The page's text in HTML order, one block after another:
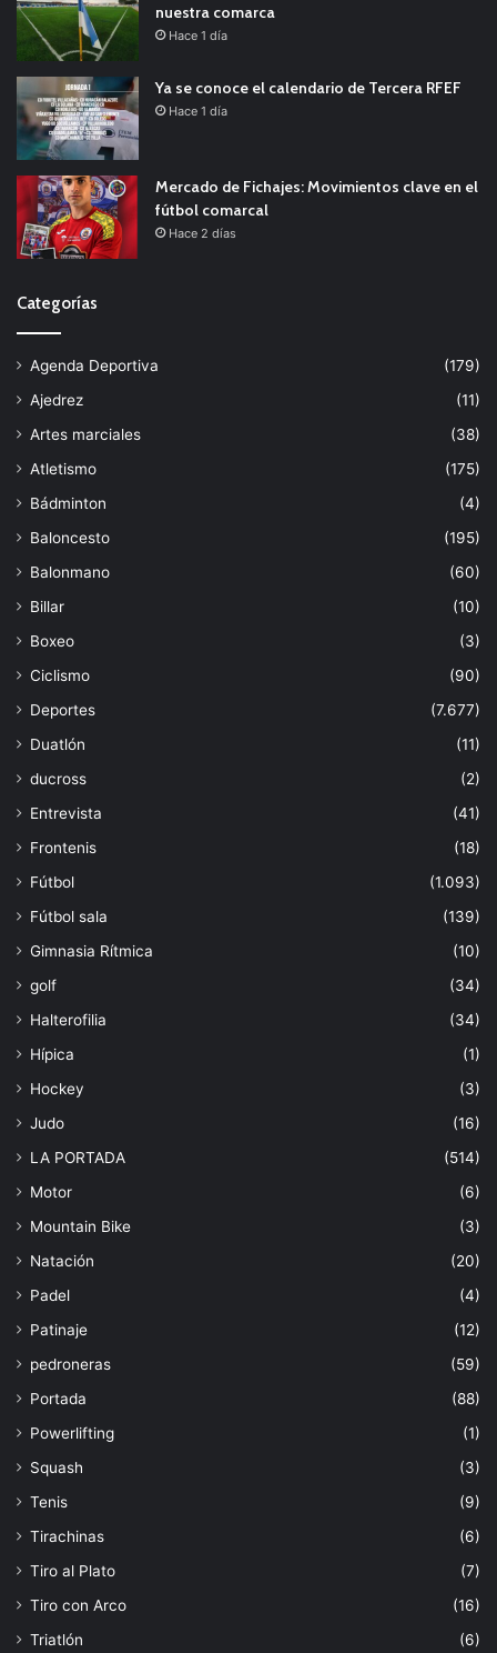
nuestra comarca
Hace 1 día
Ya se conoce el calendario de Tercera RFEF
Hace 1 día
Mercado de Fichajes: Movimientos clave en el
fútbol comarcal
Hace 2 días
Categorías
Agenda Deportiva
(179)
Ajedrez
(11)
Artes marciales
(38)
Atletismo
(175)
Bádminton
(4)
Baloncesto
(195)
Balonmano
(60)
Billar
(10)
Boxeo
(3)
Ciclismo
(90)
Deportes
(7.677)
Duatlón
(11)
ducross
(2)
Entrevista
(41)
Frontenis
(18)
Fútbol
(1.093)
Fútbol sala
(139)
Gimnasia Rítmica
(10)
golf
(34)
Halterofilia
(34)
Hípica
(1)
Hockey
(3)
Judo
(16)
LA PORTADA
(514)
Motor
(6)
Mountain Bike
(3)
Natación
(20)
Padel
(4)
Patinaje
(12)
pedroneras
(59)
Portada
(88)
Powerlifting
(1)
Squash
(3)
Tenis
(9)
Tirachinas
(6)
Tiro al Plato
(7)
Tiro con Arco
(16)
Triatlón
(6)